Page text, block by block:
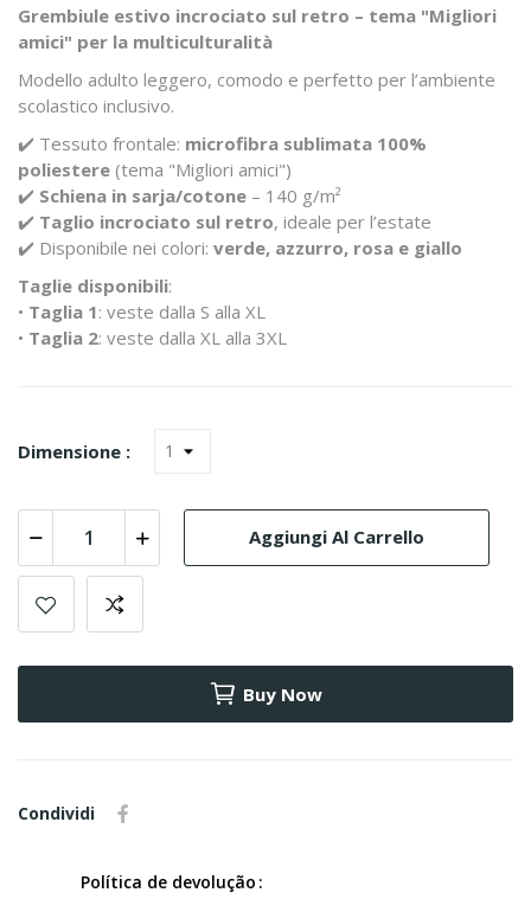
Grembiule estivo incrociato sul retro – tema "Migliori
amici" per la multiculturalità
Modello adulto leggero, comodo e perfetto per l’ambiente
scolastico inclusivo.
✔️ Tessuto frontale: microfibra sublimata 100%
poliestere (tema "Migliori amici")
✔️ Schiena in sarja/cotone – 140 g/m²
✔️ Taglio incrociato sul retro, ideale per l’estate
✔️ Disponibile nei colori: verde, azzurro, rosa e giallo
Taglie disponibili:
• Taglia 1: veste dalla S alla XL
• Taglia 2: veste dalla XL alla 3XL
Dimensione :
Aggiungi Al Carrello
Buy Now
Condividi
Política de devolução